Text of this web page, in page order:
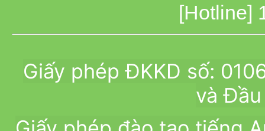
[Hotline]
Giấy phép ĐKKD số:
và